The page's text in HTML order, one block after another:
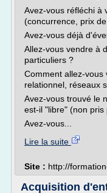
Avez-vous réfléchi à
(concurrence, prix
Avez-vous déjà
Allez-vous vendre à
particuliers ?
Comment allez-vous
relationnel, réseaux
Avez-vous trouvé le
est-il "libre" (non
Avez-vous...
Lire la suite
Site : http://
Acquisition